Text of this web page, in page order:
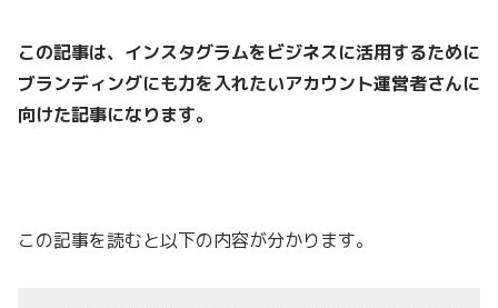
この記事は、 インスタグラムをビジネスに活用するために
ブランディングにも力を入れたいアカウント運営者さんに
向けた記事になります。
この記事を読むと以下の内容が分かります。